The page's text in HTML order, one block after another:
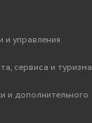
и управления
сервиса и туризма
и дополнительного